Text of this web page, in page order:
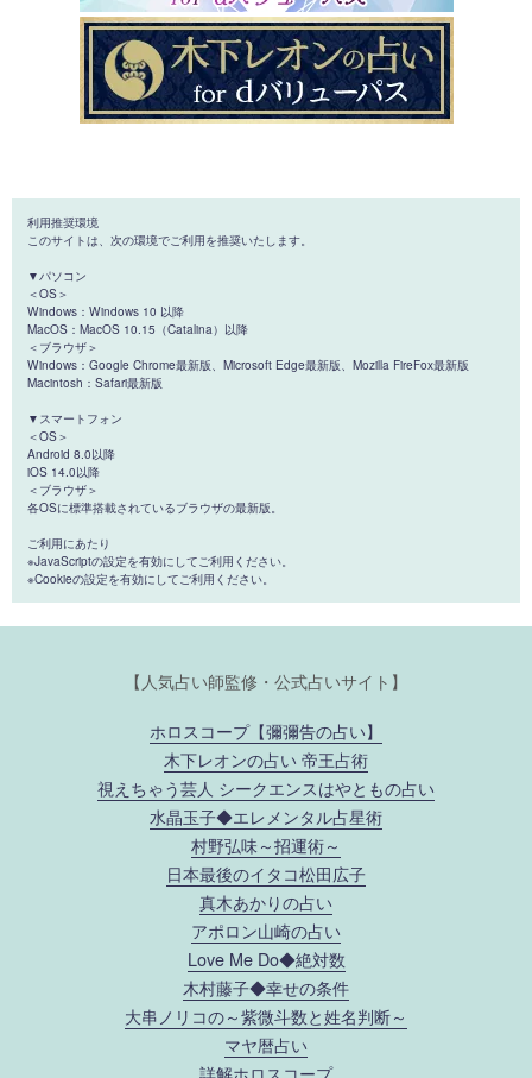
利用推奨環境
このサイトは、次の環境でご利用を推奨いたします。
▼パソコン
＜OS＞
Windows：Windows 10 以降
MacOS：MacOS 10.15（Catalina）以降
＜ブラウザ＞
Windows：Google Chrome最新版、Microsoft Edge最新版、Mozilla FireFox最新版
Macintosh：Safari最新版
▼スマートフォン
＜OS＞
Android 8.0以降
iOS 14.0以降
＜ブラウザ＞
各OSに標準搭載されているブラウザの最新版。
ご利用にあたり
※JavaScriptの設定を有効にしてご利用ください。
※Cookieの設定を有効にしてご利用ください。
【人気占い師監修・公式占いサイト】
ホロスコープ【彌彌告の占い】
木下レオンの占い 帝王占術
視えちゃう芸人 シークエンスはやともの占い
水晶玉子◆エレメンタル占星術
村野弘味～招運術～
日本最後のイタコ松田広子
真木あかりの占い
アポロン山崎の占い
Love Me Do◆絶対数
木村藤子◆幸せの条件
大串ノリコの～紫微斗数と姓名判断～
マヤ暦占い